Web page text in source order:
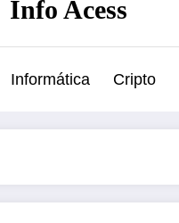
Info Acess
Informática Cripto